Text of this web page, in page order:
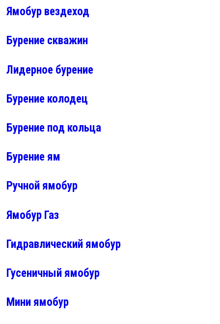
Ямобур вездеход
Бурение скважин
Лидерное бурение
Бурение колодец
Бурение под кольца
Бурение ям
Ручной ямобур
Ямобур Газ
Гидравлический ямобур
Гусеничный ямобур
Мини ямобур